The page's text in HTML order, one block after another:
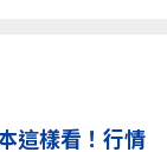
這樣看！行情